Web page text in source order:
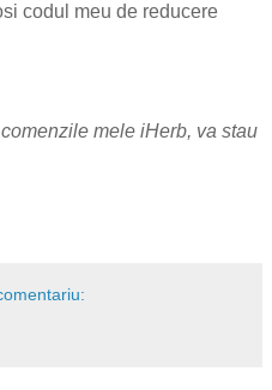
codul meu de reducere
mele iHerb, va stau